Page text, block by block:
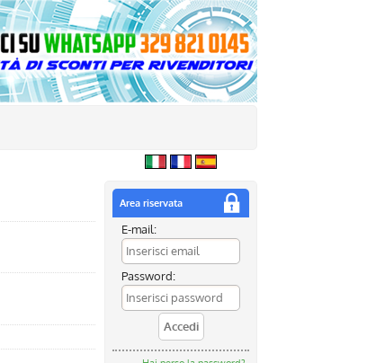
Area riservata
E-mail:
Password: